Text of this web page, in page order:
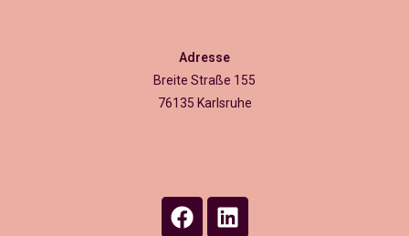
Adresse
Breite Straße 155
76135 Karlsruhe